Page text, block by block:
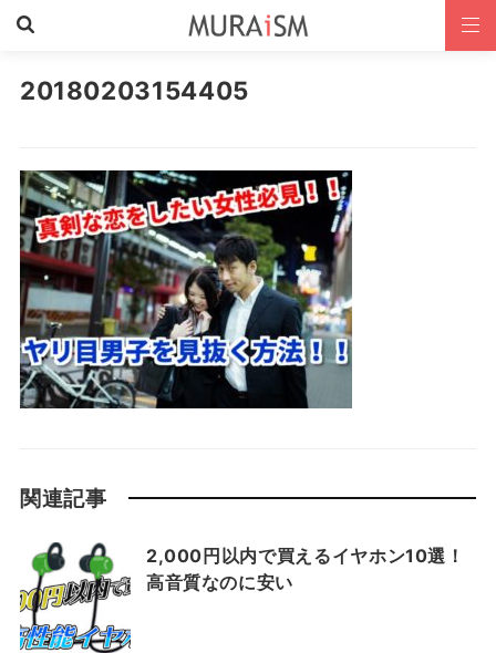
20180203154405
関連記事
2,000円以内で買えるイヤホン10選！
高音質なのに安い